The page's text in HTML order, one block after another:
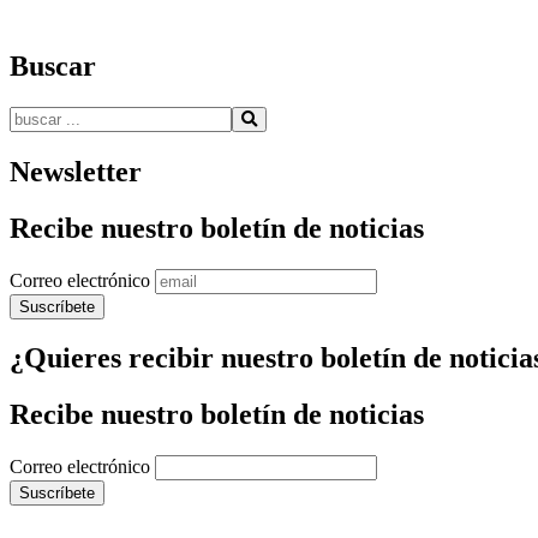
Buscar
Buscar:
Newsletter
Recibe nuestro boletín de noticias
Correo electrónico
¿Quieres recibir nuestro boletín de
Recibe nuestro boletín de noticias
Correo electrónico